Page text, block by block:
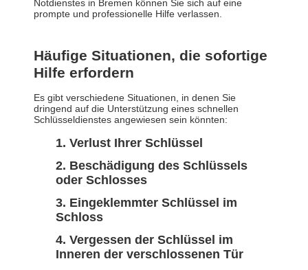
Notdienstes in Bremen können Sie sich auf eine
prompte und professionelle Hilfe verlassen.
Häufige Situationen, die sofortige
Hilfe erfordern
Es gibt verschiedene Situationen, in denen Sie
dringend auf die Unterstützung eines schnellen
Schlüsseldienstes angewiesen sein könnten:
Verlust Ihrer Schlüssel
Beschädigung des Schlüssels
oder Schlosses
Eingeklemmter Schlüssel im
Schloss
Vergessen der Schlüssel im
Inneren der verschlossenen Tür